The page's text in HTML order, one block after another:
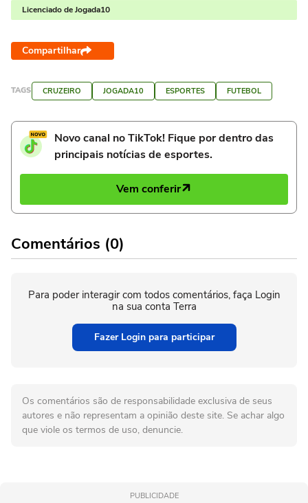
Licenciado de Jogada10
Compartilhar
TAGS CRUZEIRO JOGADA10 ESPORTES FUTEBOL
Novo canal no TikTok! Fique por dentro das
principais notícias de esportes.
Vem conferir
Comentários (0)
Para poder interagir com todos comentários, faça Login
na sua conta Terra
Fazer Login para participar
Os comentários são de responsabilidade exclusiva de seus
autores e não representam a opinião deste site. Se achar algo
que viole os termos de uso, denuncie.
PUBLICIDADE